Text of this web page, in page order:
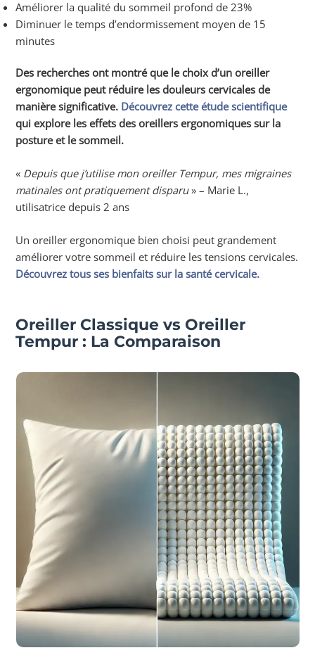
Améliorer la qualité du sommeil profond de 23%
Diminuer le temps d’endormissement moyen de 15
minutes
Des recherches ont montré que le choix d’un oreiller
ergonomique peut réduire les douleurs cervicales de
manière significative. Découvrez cette étude scientifique
qui explore les effets des oreillers ergonomiques sur la
posture et le sommeil.
« Depuis que j’utilise mon oreiller Tempur, mes migraines
matinales ont pratiquement disparu» – Marie L.,
utilisatrice depuis 2 ans
Un oreiller ergonomique bien choisi peut grandement
améliorer votre sommeil et réduire les tensions cervicales.
Découvreztous ses bienfaits sur la santé cervicale.
Oreiller Classique vs Oreiller
Tempur : La Comparaison